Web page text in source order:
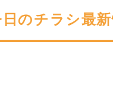
のチラシ最新